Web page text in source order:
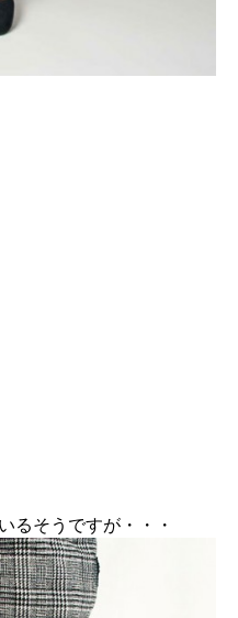
るそうですが・・・